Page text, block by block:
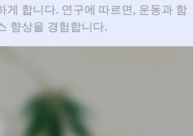
게 합니다. 연구에 따르면, 운동과 함
향상을 경험합니다.